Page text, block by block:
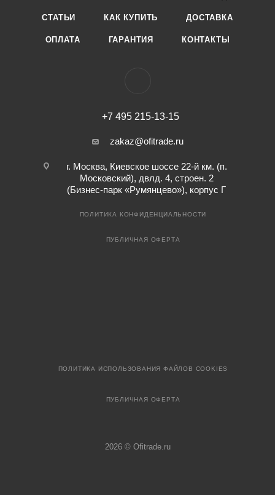
СТАТЬИ КАК КУПИТЬ ДОСТАВКА
ОПЛАТА ГАРАНТИЯ КОНТАКТЫ
+7 495 215-13-15
zakaz@ofitrade.ru
г. Москва, Киевское шоссе 22-й км. (п.
Московский), двлд. 4, строен. 2
(Бизнес-парк «Румянцево»), корпус Г
ПОЛИТИКА КОНФИДЕНЦИАЛЬНОСТИ
ПУБЛИЧНАЯ ОФЕРТА
ПОЛИТИКА ИСПОЛЬЗОВАНИЯ ФАЙЛОВ COOKIES
ПУБЛИЧНАЯ ОФЕРТА
2026 © Ofitrade.ru